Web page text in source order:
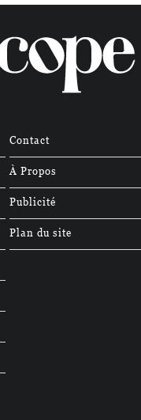
Contact
À Propos
Publicité
Plan du site